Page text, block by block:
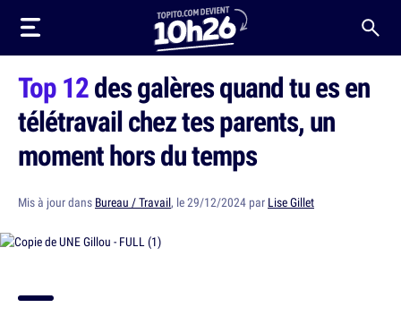
Top 12des galères quand tu es en
télétravail chez tes parents, un
moment hors du temps
Mis à jour dans Bureau / Travail, le 29/12/2024 par Lise Gillet